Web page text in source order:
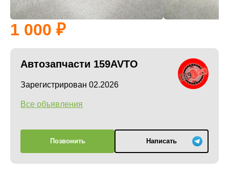
1 000
Автозапчасти 159AVTO
Зарегистрирован 02.2026
Все объявления
Позвонить Написать